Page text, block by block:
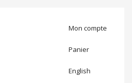
Mon compte
Panier
English